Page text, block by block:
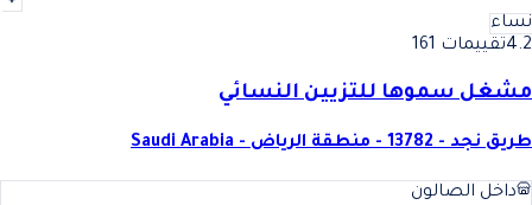
نساء
4.2تقييمات 161
مشغل سموها للتزيين النسائي
طريق نجد - 13782 - منطقة الرياض - Saudi Arabia
داخل الصالون